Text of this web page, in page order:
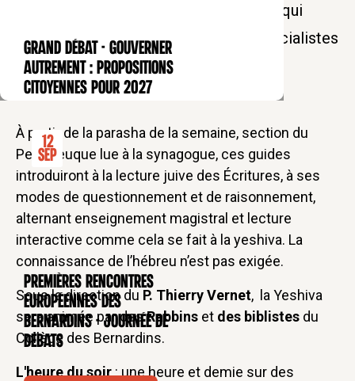
CONFÉRENCE
GRAND DÉBAT - Gouverner
autrement : propositions
citoyennes pour 2027
CONFÉRENCE
12
Sep
Premières rencontres
européennes des
Bernardins - Journée de
débats
C’est ce que propose ce rendez-vous qui
donnera la parole à des rabbins et spécialistes
de la Torah.
À partir de la parasha de la semaine, section du
Pentateuque lue à la synagogue, ces guides
introduiront à la lecture juive des Écritures, à ses
modes de questionnement et de raisonnement,
alternant enseignement magistral et lecture
interactive comme cela se fait à la yeshiva. La
connaissance de l’hébreu n’est pas exigée.
Sous la direction du P. Thierry Vernet, la Yeshiva
sera animée par desRabbins et des biblistes du
Collège des Bernardins.
L'heure du soir: une heure et demie sur des